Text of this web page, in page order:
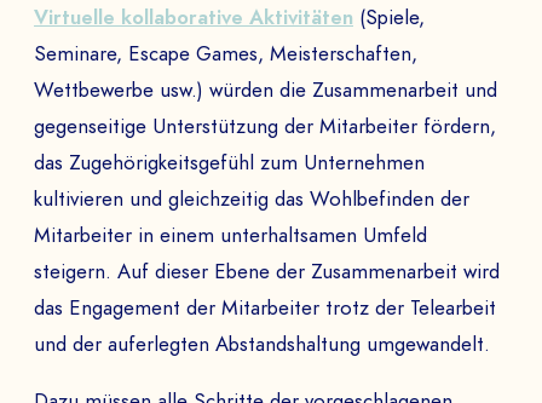
Virtuelle kollaborative Aktivitäten (Spiele,
Seminare, Escape Games, Meisterschaften,
Wettbewerbe usw.) würden die Zusammenarbeit und
gegenseitige Unterstützung der Mitarbeiter fördern,
das Zugehörigkeitsgefühl zum Unternehmen
kultivieren und gleichzeitig das Wohlbefinden der
Mitarbeiter in einem unterhaltsamen Umfeld
steigern. Auf dieser Ebene der Zusammenarbeit wird
das Engagement der Mitarbeiter trotz der Telearbeit
und der auferlegten Abstandshaltung umgewandelt.